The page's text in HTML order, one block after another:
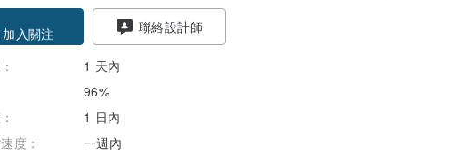
領優惠券
加入關注
聯絡設計師
1 天內
96%
1 日內
度：
一週內